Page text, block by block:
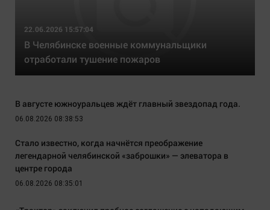
22.06.2026 15:57:04
В Челябинске военные коммунальщики
отработали тушение пожаров
В августе южноуральцев ждёт главный звездопад года.
06.08.2026 08:38:53
Стало известно, когда начнётся преображение
легендарной челябинской «заброшки» — элеватора в
центре города
06.08.2026 08:35:01